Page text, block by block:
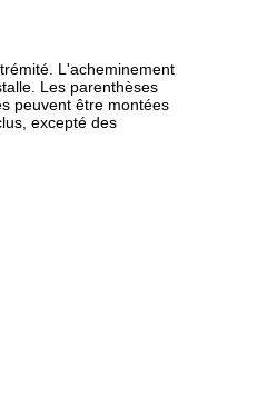
L'acheminement
Les parenthèses
peuvent être montées
excepté des